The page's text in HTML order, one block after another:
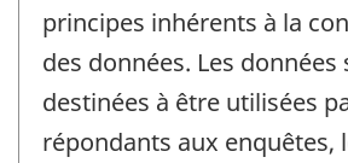
principes inhérents à la
des données. Les données
destinées à être utilisées
répondants aux enquêtes,